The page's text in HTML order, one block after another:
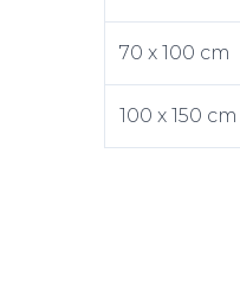
70 x 100 cm
100 x 150 cm